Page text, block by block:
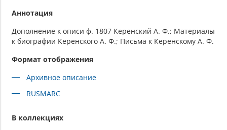
Аннотация
Дополнение к описи ф. 1807 Керенский А. Ф.; Материалы
к биографии Керенского А. Ф.; Письма к Керенскому А. Ф.
Формат отображения
Архивное описание
RUSMARC
В коллекциях